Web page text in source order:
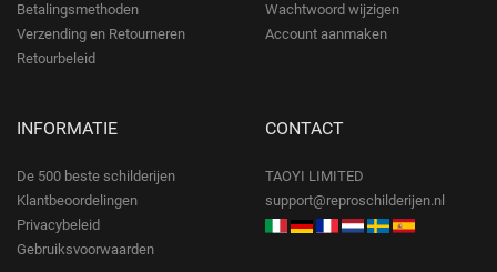
Betalingsmethoden
Verzending en Retourneren
Retourbeleid
Wachtwoord wijzigen
Account aanmaken
INFORMATIE
De 500 beste schilderijen
Klantbeoordelingen
Privacybeleid
Gebruiksvoorwaarden
CONTACT
TAOYI LIMITED
support@reproschilderijen.nl